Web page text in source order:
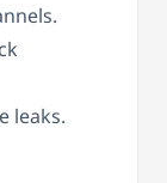
leaks.